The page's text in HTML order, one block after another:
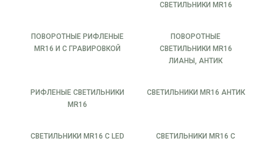
СВЕТИЛЬНИКИ MR16
ПОВОРОТНЫЕ РИФЛЕНЫЕ
MR16 И С ГРАВИРОВКОЙ
ПОВОРОТНЫЕ
СВЕТИЛЬНИКИ MR16
ЛИАНЫ, АНТИК
РИФЛЕНЫЕ СВЕТИЛЬНИКИ
MR16
СВЕТИЛЬНИКИ MR16 АНТИК
СВЕТИЛЬНИКИ MR16 С LED
СВЕТИЛЬНИКИ MR16 С